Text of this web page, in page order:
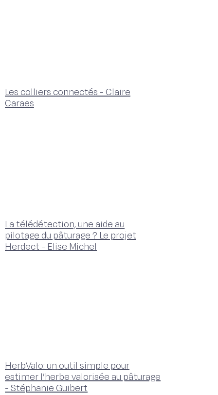
Les colliers connectés - Claire
Caraes
La télédétection, une aide au
pilotage du pâturage ? Le projet
Herdect - Elise Michel
HerbValo: un outil simple pour
estimer l’herbe valorisée au pâturage
- Stéphanie Guibert